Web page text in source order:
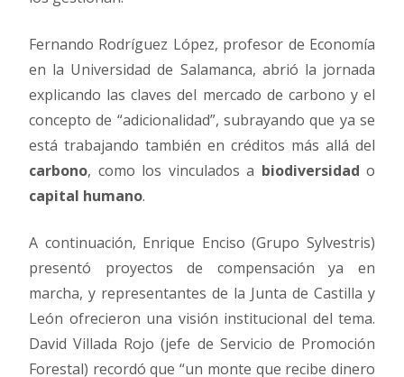
Fernando Rodríguez López, profesor de Economía
en la Universidad de Salamanca, abrió la jornada
explicando las claves del mercado de carbono y el
concepto de “adicionalidad”, subrayando que ya se
está trabajando también en créditos más allá del
carbono, como los vinculados a biodiversidad o
capital humano.
A continuación, Enrique Enciso (Grupo Sylvestris)
presentó proyectos de compensación ya en
marcha, y representantes de la Junta de Castilla y
León ofrecieron una visión institucional del tema.
David Villada Rojo (jefe de Servicio de Promoción
Forestal) recordó que “un monte que recibe dinero